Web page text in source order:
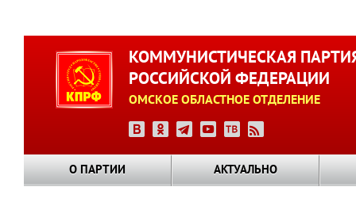
КОММУНИСТИЧЕСКАЯ
РОССИЙСКОЙ ФЕДЕРАЦИИ
ОМСКОЕ ОБЛАСТНОЕ ОТДЕЛЕНИЕ
О ПАРТИИ АКТУАЛЬНО